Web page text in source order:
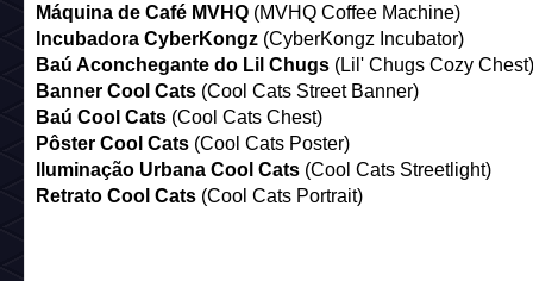
Máquina de Café MVHQ (MVHQ Coffee Machine)
Incubadora CyberKongz (CyberKongz Incubator)
Baú Aconchegante do Lil Chugs (Lil' Chugs Cozy Chest)
Banner Cool Cats (Cool Cats Street Banner)
Baú Cool Cats (Cool Cats Chest)
Pôster Cool Cats (Cool Cats Poster)
Iluminação Urbana Cool Cats (Cool Cats Streetlight)
Retrato Cool Cats (Cool Cats Portrait)